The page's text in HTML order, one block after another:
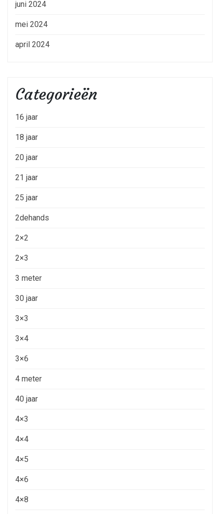
juni 2024
mei 2024
april 2024
Categorieën
16 jaar
18 jaar
20 jaar
21 jaar
25 jaar
2dehands
2×2
2×3
3 meter
30 jaar
3×3
3×4
3×6
4 meter
40 jaar
4×3
4×4
4×5
4×6
4×8